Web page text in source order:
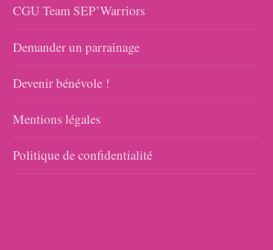
CGU Team SEP’Warriors
Demander un parrainage
Devenir bénévole !
Mentions légales
Politique de confidentialité